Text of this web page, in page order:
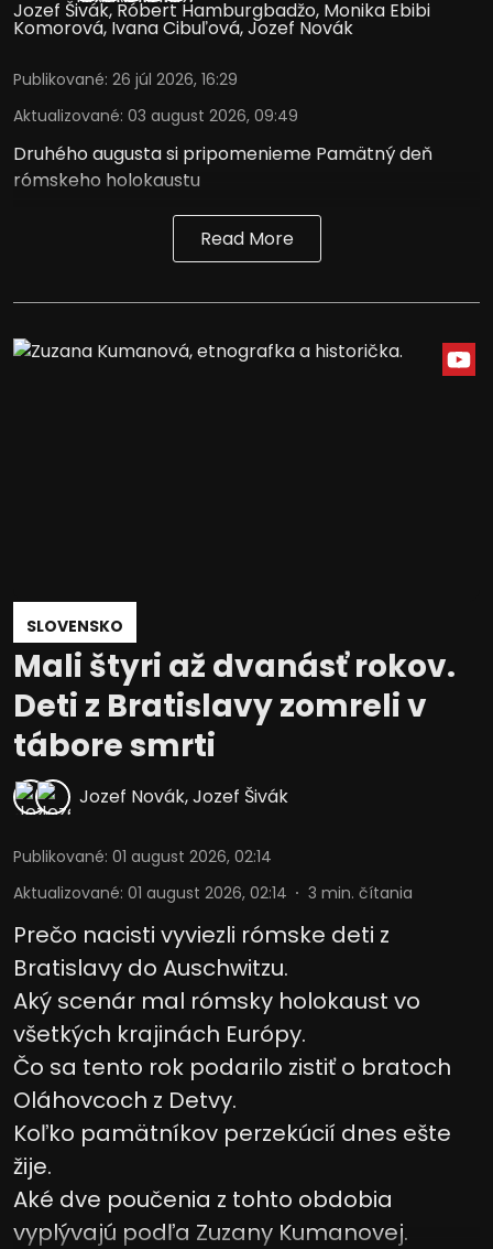
Jozef Šivák,Róbert Hamburgbadžo, Monika Ebibi
Komorová, Ivana Cibuľová,Jozef Novák
Publikované: 26 júl 2026, 16:29
Aktualizované: 03 august 2026, 09:49
Druhého augusta si pripomenieme Pamätný deň
rómskeho holokaustu
Read More
SLOVENSKO
Mali štyri až dvanásť rokov.
Deti z Bratislavy zomreli v
tábore smrti
Jozef Novák,Jozef Šivák
Publikované: 01 august 2026, 02:14
Aktualizované: 01 august 2026, 02:14 3 min. čítania
Prečo nacisti vyviezli rómske deti z
Bratislavy do Auschwitzu.
Aký scenár mal rómsky holokaust vo
všetkých krajinách Európy.
Čo sa tento rok podarilo zistiť o bratoch
Oláhovcoch z Detvy.
Koľko pamätníkov perzekúcií dnes ešte
žije.
Aké dve poučenia z tohto obdobia
vyplývajú podľa Zuzany Kumanovej.